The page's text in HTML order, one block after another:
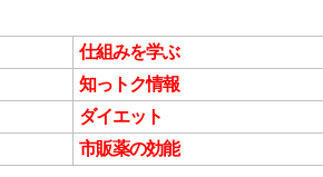
仕組みを学ぶ
知っトク情報
ダイエット
市販薬の効能